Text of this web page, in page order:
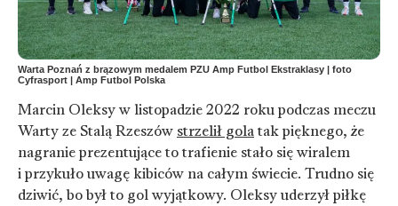
Warta Poznań z brązowym medalem PZU Amp Futbol Ekstraklasy | foto
Cyfrasport | Amp Futbol Polska
Marcin Oleksy w listopadzie 2022 roku podczas meczu
Warty ze Stalą Rzeszów strzelił gola tak pięknego, że
nagranie prezentujące to trafienie stało się wiralem
i przykuło uwagę kibiców na całym świecie. Trudno się
dziwić, bo był to gol wyjątkowy. Oleksy uderzył piłkę